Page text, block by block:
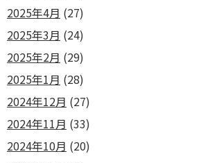
2025年4月 (27)
2025年3月 (24)
2025年2月 (29)
2025年1月 (28)
2024年12月 (27)
2024年11月 (33)
2024年10月 (20)